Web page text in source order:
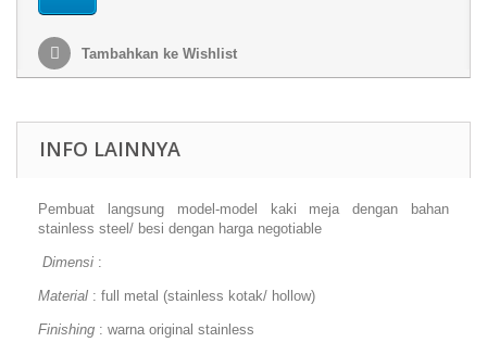
Tambahkan ke Wishlist
INFO LAINNYA
Pembuat langsung model-model kaki meja dengan bahan
stainless steel/ besi dengan harga negotiable
Dimensi :
Material : full metal (stainless kotak/ hollow)
Finishing : warna original stainless